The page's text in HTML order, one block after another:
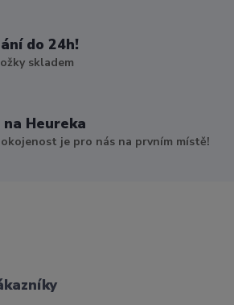
do 24h!
skladem
na Heureka
je pro nás na prvním místě!